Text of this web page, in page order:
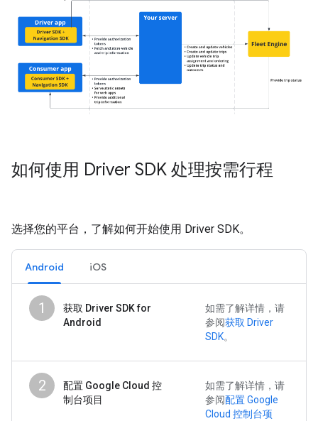
如何使用 Driver SDK 处理按需行程
选择您的平台，了解如何开始使用 Driver SDK。
Android iOS
1
获取 Driver SDK for
Android
如需了解详情，请
参阅获取 Driver
SDK。
2
配置 Google Cloud 控
制台项目
如需了解详情，请
参阅配置 Google
Cloud 控制台项